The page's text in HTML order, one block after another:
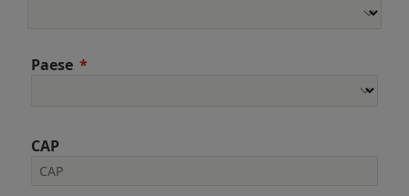
Paese
CAP